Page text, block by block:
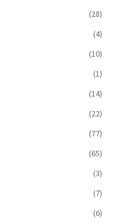
(28)
(4)
(10)
(1)
(14)
(22)
(77)
(65)
(3)
(7)
(6)